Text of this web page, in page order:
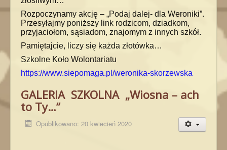
Rozpoczynamy akcję – „Podaj dalej- dla Weroniki”.
Przesyłajmy poniższy link rodzicom, dziadkom,
przyjaciołom, sąsiadom, znajomym z innych szkół.
Pamiętajcie, liczy się każda złotówka…
Szkolne Koło Wolontariatu
https://www.siepomaga.pl/weronika-skorzewska
GALERIA SZKOLNA „Wiosna – ach
to Ty…”
Opublikowano: 20 kwiecień 2020